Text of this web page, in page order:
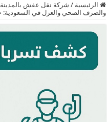
الرئيسية / شركة نقل عفش بالمدينة
والصرف الصحي والعزل في السعودية: